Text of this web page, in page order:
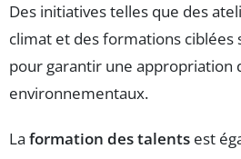
Des initiatives telles que des
climat et des formations ciblées
pour garantir une appropriation
environnementaux.
La formation des talents est